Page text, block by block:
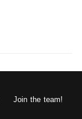
Join the team!